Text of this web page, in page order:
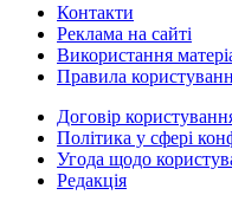
Контакти
Реклама на сайті
Використання
Правила
Договір
Політика у сфері
Угода щодо
Редакція